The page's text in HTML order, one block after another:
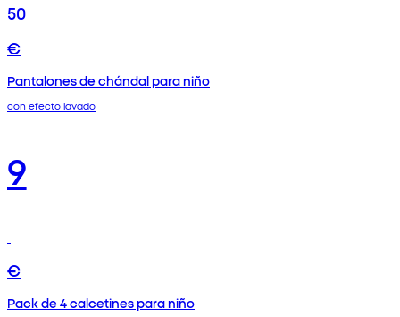
50
€
Pantalones de chándal para niño
con efecto lavado
9
€
Pack de 4 calcetines para niño